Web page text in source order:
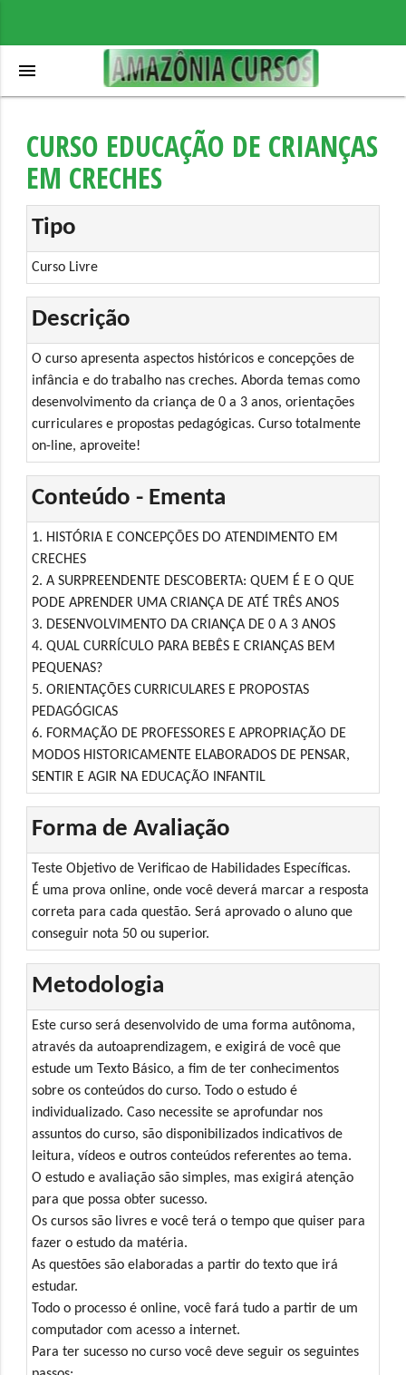
menu
CURSO EDUCAÇÃO DE CRIANÇAS
EM CRECHES
Tipo
Curso Livre
Descrição
O curso apresenta aspectos históricos e concepções de
infância e do trabalho nas creches. Aborda temas como
desenvolvimento da criança de 0 a 3 anos, orientações
curriculares e propostas pedagógicas. Curso totalmente
on-line, aproveite!
Conteúdo - Ementa
1. HISTÓRIA E CONCEPÇÕES DO ATENDIMENTO EM
CRECHES
2. A SURPREENDENTE DESCOBERTA: QUEM É E O QUE
PODE APRENDER UMA CRIANÇA DE ATÉ TRÊS ANOS
3. DESENVOLVIMENTO DA CRIANÇA DE 0 A 3 ANOS
4. QUAL CURRÍCULO PARA BEBÊS E CRIANÇAS BEM
PEQUENAS?
5. ORIENTAÇÕES CURRICULARES E PROPOSTAS
PEDAGÓGICAS
6. FORMAÇÃO DE PROFESSORES E APROPRIAÇÃO DE
MODOS HISTORICAMENTE ELABORADOS DE PENSAR,
SENTIR E AGIR NA EDUCAÇÃO INFANTIL
Forma de Avaliação
Teste Objetivo de Verificao de Habilidades Específicas.
É uma prova online, onde você deverá marcar a resposta
correta para cada questão. Será aprovado o aluno que
conseguir nota 50 ou superior.
Metodologia
Este curso será desenvolvido de uma forma autônoma,
através da autoaprendizagem, e exigirá de você que
estude um Texto Básico, a fim de ter conhecimentos
sobre os conteúdos do curso. Todo o estudo é
individualizado. Caso necessite se aprofundar nos
assuntos do curso, são disponibilizados indicativos de
leitura, vídeos e outros conteúdos referentes ao tema.
O estudo e avaliação são simples, mas exigirá atenção
para que possa obter sucesso.
Os cursos são livres e você terá o tempo que quiser para
fazer o estudo da matéria.
As questões são elaboradas a partir do texto que irá
estudar.
Todo o processo é online, você fará tudo a partir de um
computador com acesso a internet.
Para ter sucesso no curso você deve seguir os seguintes